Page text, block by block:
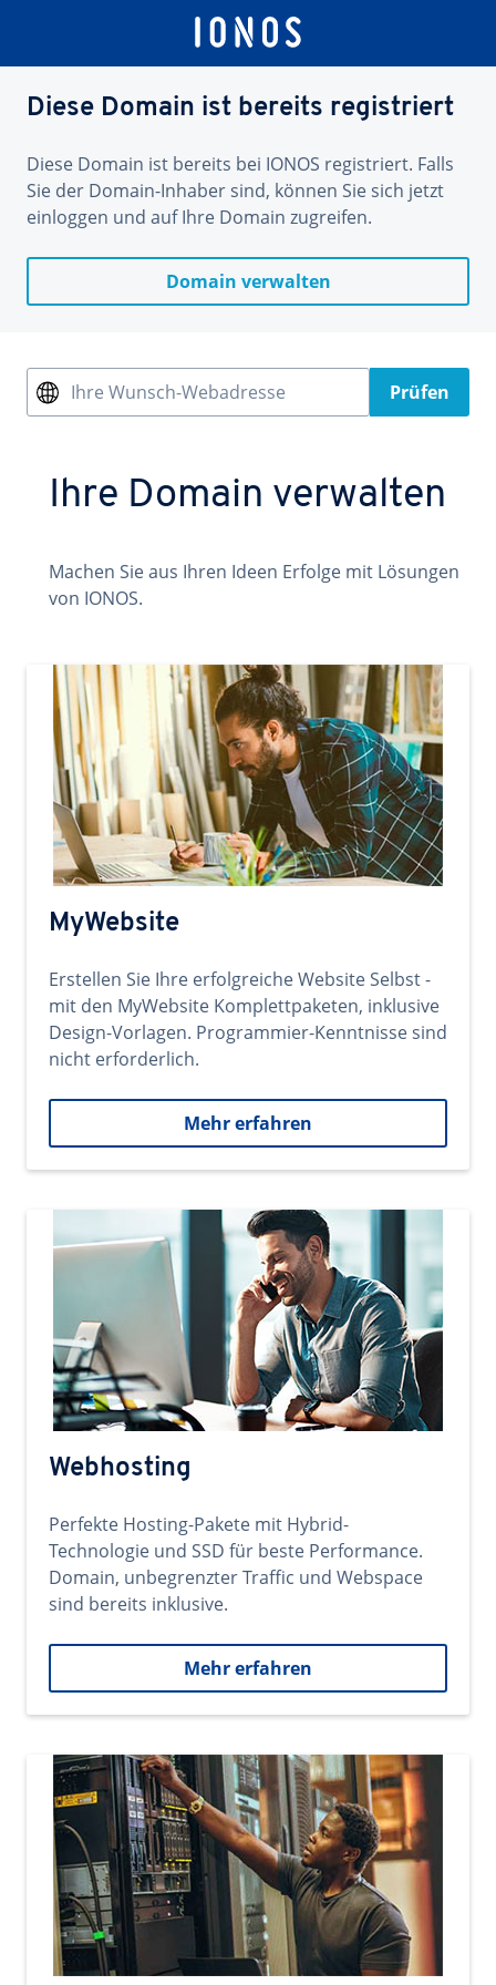
Diese Domain ist bereits registriert
Diese Domain ist bereits bei IONOS registriert. Falls
Sie der Domain-Inhaber sind, können Sie sich jetzt
einloggen und auf Ihre Domain zugreifen.
Domain verwalten
Ihre Wunsch-Webadresse Prüfen
Ihre Domain verwalten
Machen Sie aus Ihren Ideen Erfolge mit Lösungen
von IONOS.
MyWebsite
Erstellen Sie Ihre erfolgreiche Website Selbst -
mit den MyWebsite Komplettpaketen, inklusive
Design-Vorlagen. Programmier-Kenntnisse sind
nicht erforderlich.
Mehr erfahren
Webhosting
Perfekte Hosting-Pakete mit Hybrid-
Technologie und SSD für beste Performance.
Domain, unbegrenzter Traffic und Webspace
sind bereits inklusive.
Mehr erfahren